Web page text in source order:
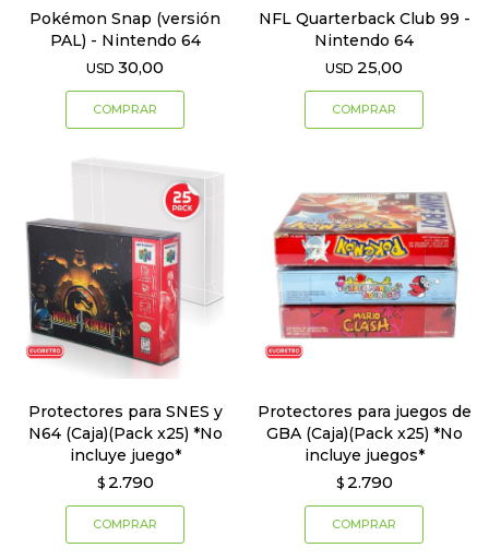
Pokémon Snap (versión
PAL) - Nintendo 64
USD 30,00
NFL Quarterback Club 99 -
Nintendo 64
USD 25,00
Protectores para SNES y
N64 (Caja)(Pack x25) *No
incluye juego*
$ 2.790
Protectores para juegos de
GBA (Caja)(Pack x25) *No
incluye juegos*
$ 2.790